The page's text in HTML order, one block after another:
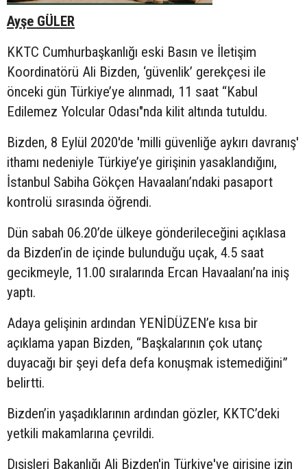
Ayşe GÜLER
KKTC Cumhurbaşkanlığı eski Basın ve İletişim
Koordinatörü Ali Bizden, ‘güvenlik’ gerekçesi ile
önceki gün Türkiye’ye alınmadı, 11 saat “Kabul
Edilemez Yolcular Odası"nda kilit altında tutuldu.
Bizden, 8 Eylül 2020'de 'milli güvenliğe aykırı davranış'
ithamı nedeniyle Türkiye’ye girişinin yasaklandığını,
İstanbul Sabiha Gökçen Havaalanı’ndaki pasaport
kontrolü sırasında öğrendi.
Dün sabah 06.20’de ülkeye gönderileceğini açıklasa
da Bizden’in de içinde bulunduğu uçak, 4.5 saat
gecikmeyle, 11.00 sıralarında Ercan Havaalanı’na iniş
yaptı.
Adaya gelişinin ardından YENİDÜZEN’e kısa bir
açıklama yapan Bizden, “Başkalarının çok utanç
duyacağı bir şeyi defa defa konuşmak istemediğini”
belirtti.
Bizden’in yaşadıklarının ardından gözler, KKTC’deki
yetkili makamlarına çevrildi.
Dışişleri Bakanlığı Ali Bizden'in Türkiye'ye girişine izin